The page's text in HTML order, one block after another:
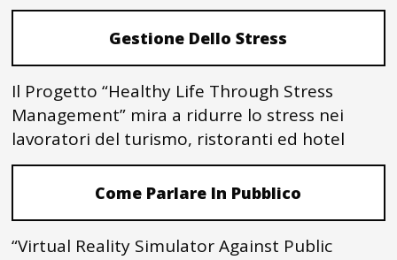
Gestione Dello Stress
Il Progetto “Healthy Life Through Stress
Management” mira a ridurre lo stress nei
lavoratori del turismo, ristoranti ed hotel
Come Parlare In Pubblico
“Virtual Reality Simulator Against Public